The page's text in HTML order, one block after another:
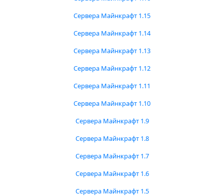
Сервера Майнкрафт 1.15
Сервера Майнкрафт 1.14
Сервера Майнкрафт 1.13
Сервера Майнкрафт 1.12
Сервера Майнкрафт 1.11
Сервера Майнкрафт 1.10
Сервера Майнкрафт 1.9
Сервера Майнкрафт 1.8
Сервера Майнкрафт 1.7
Сервера Майнкрафт 1.6
Сервера Майнкрафт 1.5